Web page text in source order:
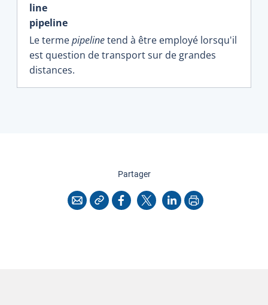
line
pipeline
Le termepipelinetend à être employé lorsqu'il
est question de transport sur de grandes
distances.
Partagercette page
CourrielCopier l'adresse
Facebook
X LinkedInImprimer